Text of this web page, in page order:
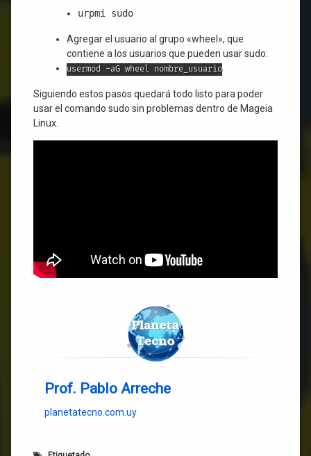
urpmi sudo
Agregar el usuario al grupo «wheel», que
contiene a los usuarios que pueden usar sudo:
usermod -aG wheel nombre_usuario
Siguiendo estos pasos quedará todo listo para poder
usar el comando sudo sin problemas dentro de Mageia
Linux.
Prof. Pablo Arreche
planetatecno.com.uy